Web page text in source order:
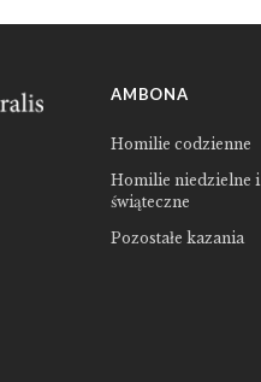
AMBONA
Homilie codzienne
Homilie niedzielne i
świąteczne
Pozostałe kazania